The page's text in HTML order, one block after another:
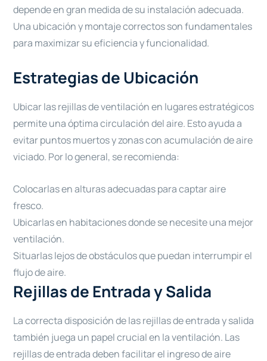
depende en gran medida de su instalación adecuada.
Una ubicación y montaje correctos son fundamentales
para maximizar su eficiencia y funcionalidad.
Estrategias de Ubicación
Ubicar las rejillas de ventilación en lugares estratégicos
permite una óptima circulación del aire. Esto ayuda a
evitar puntos muertos y zonas con acumulación de aire
viciado. Por lo general, se recomienda:
Colocarlas en alturas adecuadas para captar aire
fresco.
Ubicarlas en habitaciones donde se necesite una mejor
ventilación.
Situarlas lejos de obstáculos que puedan interrumpir el
flujo de aire.
Rejillas de Entrada y Salida
La correcta disposición de las rejillas de entrada y salida
también juega un papel crucial en la ventilación. Las
rejillas de entrada deben facilitar el ingreso de aire